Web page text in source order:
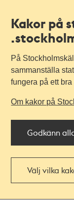
Kakor på
På
sammanställa
fungera på ett bra
Om kakor på
Godkänn
Välj vilka